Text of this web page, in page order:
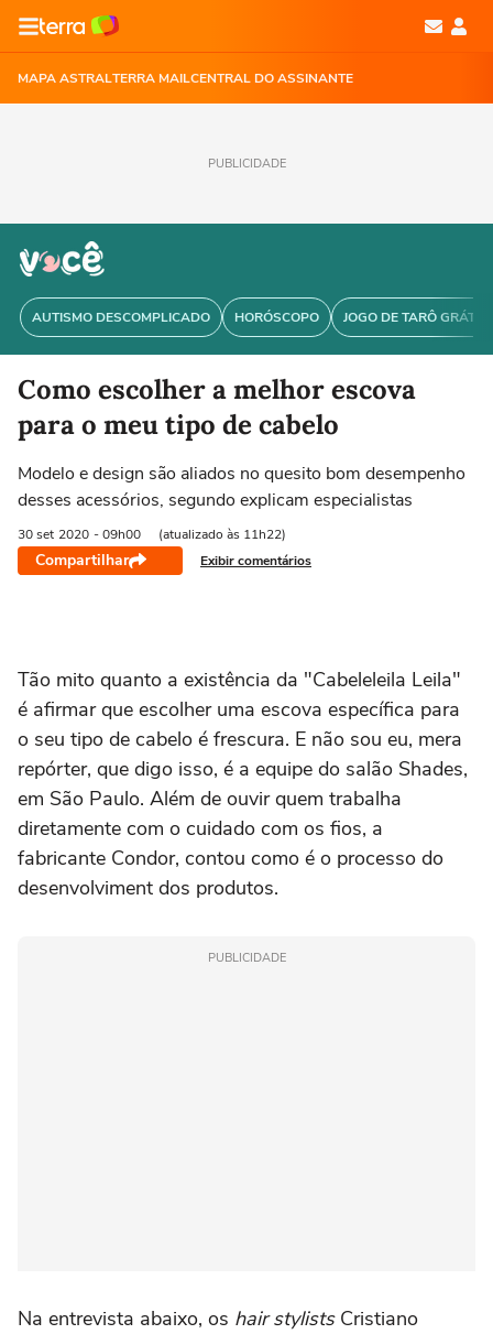
MAPA ASTRALTERRA MAILCENTRAL DO ASSINANTE
PUBLICIDADE
AUTISMO DESCOMPLICADO HORÓSCOPO JOGO DE TARÔ GRÁTIS
Como escolher a melhor escova
para o meu tipo de cabelo
Modelo e design são aliados no quesito bom desempenho
desses acessórios, segundo explicam especialistas
30 set 2020 - 09h00 (atualizado às 11h22)
Compartilhar Exibir comentários
Tão mito quanto a existência da "Cabeleleila Leila"
é afirmar que escolher uma escova específica para
o seu tipo de cabelo é frescura. E não sou eu, mera
repórter, que digo isso, é a equipe do salão Shades,
em São Paulo. Além de ouvir quem trabalha
diretamente com o cuidado com os fios, a
fabricante Condor, contou como é o processo do
desenvolviment dos produtos.
PUBLICIDADE
Na entrevista abaixo, os hair stylistsCristiano